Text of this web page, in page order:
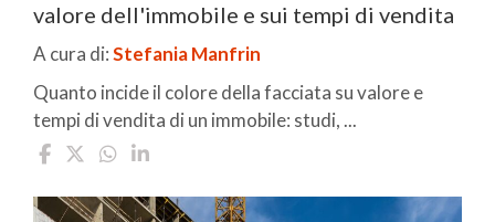
valore dell'immobile e sui tempi di vendita
A cura di:Stefania Manfrin
Quanto incide il colore della facciata su valore e
tempi di vendita di un immobile: studi, ...